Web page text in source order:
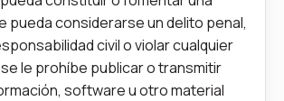
pueda considerarse un delito penal,
civil o violar cualquier
le prohíbe publicar o transmitir
software u otro material